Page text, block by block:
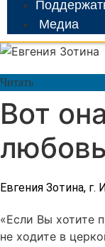
Медиа
Читать
Вот
любовь
Евгения Зотина, г.
«Если Вы хотите
не ходите в